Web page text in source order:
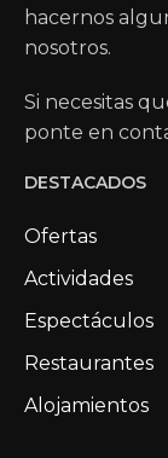
hacernos
nosotros.
Si necesitas
ponte en
DESTACADOS
Ofertas
Actividades
Espectáculos
Restaurantes
Alojamientos